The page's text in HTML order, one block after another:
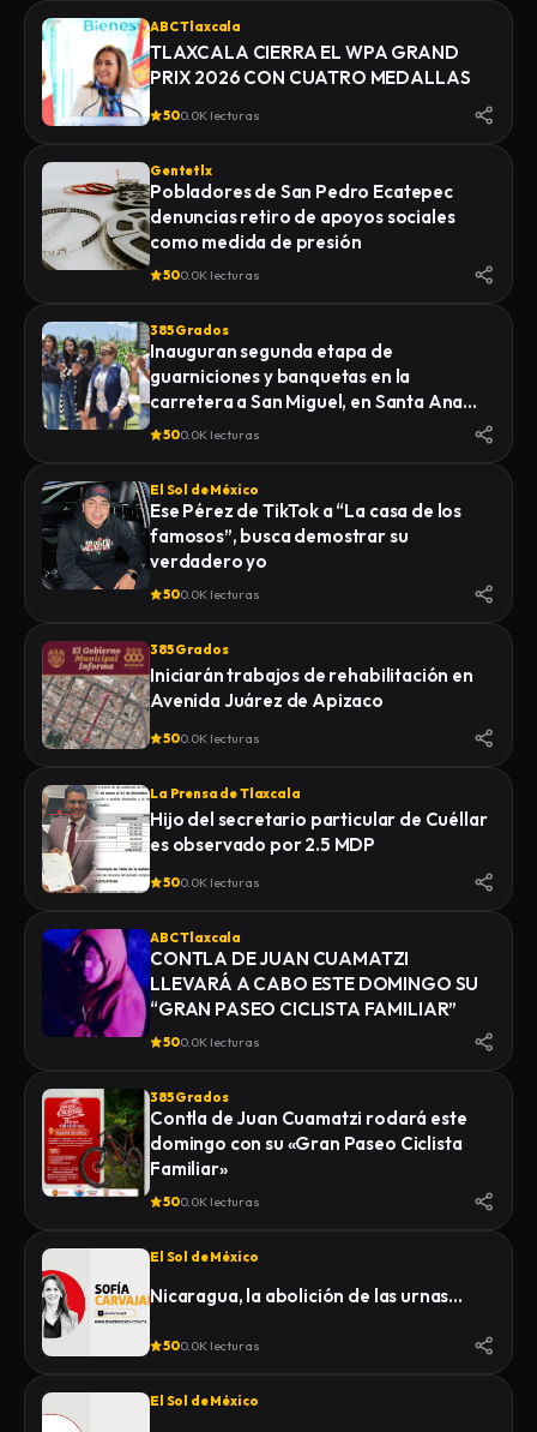
ABC Tlaxcala
TLAXCALA CIERRA EL WPA GRAND
PRIX 2026 CON CUATRO MEDALLAS
500.0K lecturas
Gentetlx
Pobladores de San Pedro Ecatepec
denuncias retiro de apoyos sociales
como medida de presión
500.0K lecturas
385 Grados
Inauguran segunda etapa de
guarniciones y banquetas en la
carretera a San Miguel, en Santa Ana
Nopalucan
500.0K lecturas
El Sol de México
Ese Pérez de TikTok a “La casa de los
famosos”, busca demostrar su
verdadero yo
500.0K lecturas
385 Grados
Iniciarán trabajos de rehabilitación en
Avenida Juárez de Apizaco
500.0K lecturas
La Prensa de Tlaxcala
Hijo del secretario particular de Cuéllar
es observado por 2.5 MDP
500.0K lecturas
ABC Tlaxcala
CONTLA DE JUAN CUAMATZI
LLEVARÁ A CABO ESTE DOMINGO SU
“GRAN PASEO CICLISTA FAMILIAR”
500.0K lecturas
385 Grados
Contla de Juan Cuamatzi rodará este
domingo con su «Gran Paseo Ciclista
Familiar»
500.0K lecturas
El Sol de México
Nicaragua, la abolición de las urnas…
500.0K lecturas
El Sol de México